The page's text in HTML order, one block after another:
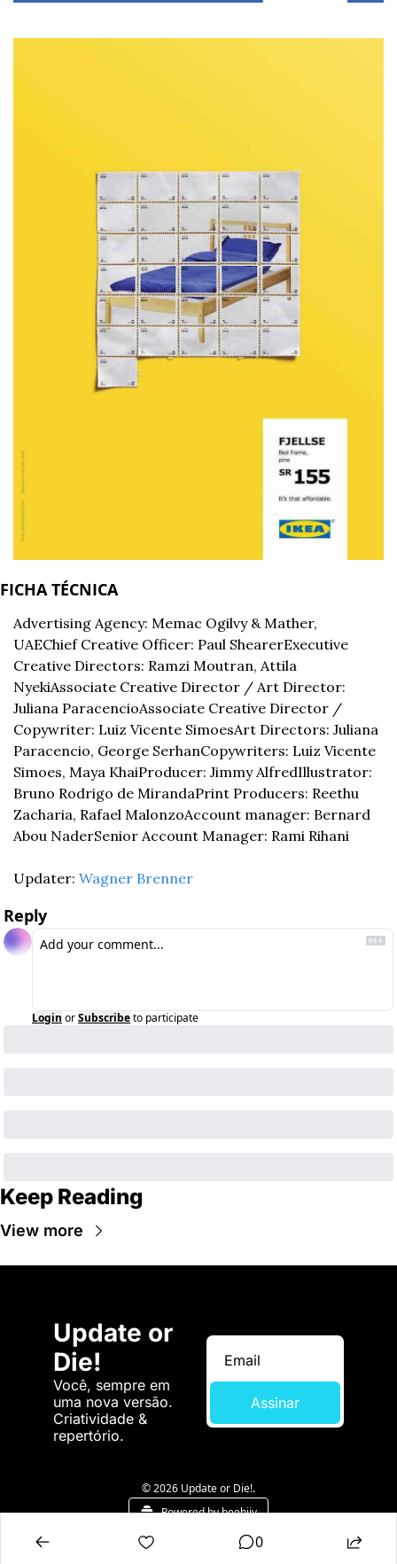
FICHA TÉCNICA
Advertising Agency: Memac Ogilvy & Mather,
UAEChief Creative Officer: Paul ShearerExecutive
Creative Directors: Ramzi Moutran, Attila
NyekiAssociate Creative Director / Art Director:
Juliana ParacencioAssociate Creative Director /
Copywriter: Luiz Vicente SimoesArt Directors: Juliana
Paracencio, George SerhanCopywriters: Luiz Vicente
Simoes, Maya KhaiProducer: Jimmy AlfredIllustrator:
Bruno Rodrigo de MirandaPrint Producers: Reethu
Zacharia, Rafael MalonzoAccount manager: Bernard
Abou NaderSenior Account Manager: Rami Rihani
Updater: Wagner Brenner
Reply
Login orSubscribeto participate
Keep Reading
View more
Update or
Die!
Você, sempre em
uma nova versão.
Criatividade &
repertório.
Assinar
© 2026 Update or Die!.
Powered by beehiiv
0